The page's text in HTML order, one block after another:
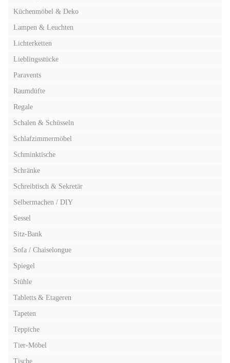
Küchenmöbel & Deko
Lampen & Leuchten
Lichterketten
Lieblingsstücke
Paravents
Raumdüfte
Regale
Schalen & Schüsseln
Schlafzimmermöbel
Schminktische
Schränke
Schreibtisch & Sekretär
Selbermachen / DIY
Sessel
Sitz-Bank
Sofa / Chaiselongue
Spiegel
Stühle
Tabletts & Etageren
Tapeten
Teppiche
Tier-Möbel
Tische